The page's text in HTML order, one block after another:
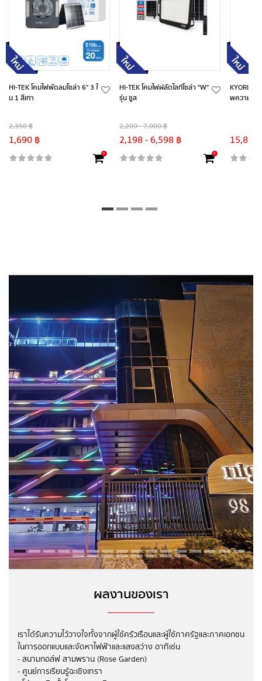
HI-TEK โคมไฟพัดลมโซล่า 6" 3 ใ
น 1 สีเทา
2,350 ฿
1,690 ฿
+
HI-TEK โคมไฟฝลัดไลท์โซล่า "W"
รุ่น ซูส
2,200 - 7,000 ฿
2,198 - 6,598 ฿
+
พความร้อน
ผลงานของเรา
เราได้รับความไว้วางใจทั้งจากผู้ใช้ครัวเรือน และผู้ใช้ภาครัฐและภาคเอกชน
ในการออกแบบและจัดหาไฟฟ้าและแสงสว่าง อาทิเช่น
- สนามกอล์ฟ สามพราน (Rose Garden)
- ศูนย์การเรียนรู้ฉะเชิงเทรา